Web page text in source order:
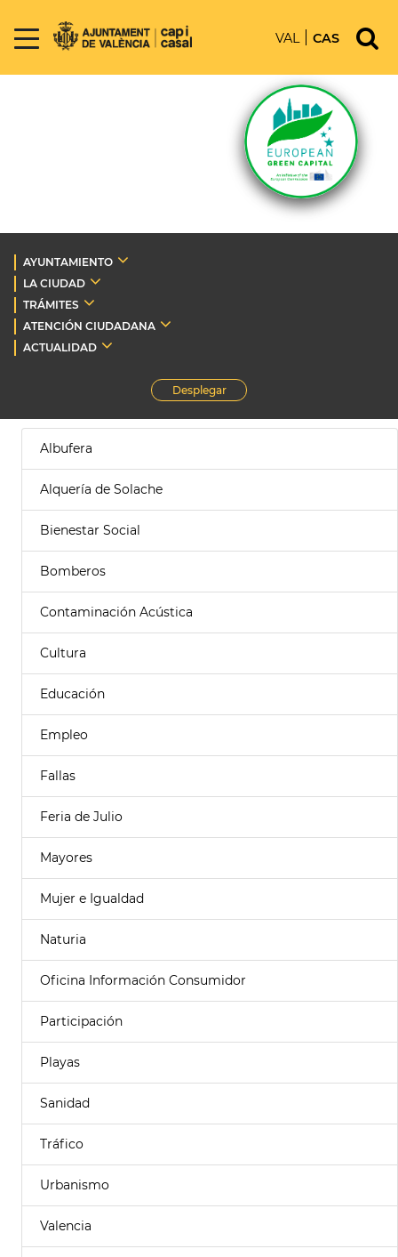
VAL CAS
AYUNTAMIENTO
LA CIUDAD
TRÁMITES
ATENCIÓN CIUDADANA
ACTUALIDAD
Desplegar
Albufera
Alquería de Solache
Bienestar Social
Bomberos
Contaminación Acústica
Cultura
Educación
Empleo
Fallas
Feria de Julio
Mayores
Mujer e Igualdad
Naturia
Oficina Información Consumidor
Participación
Playas
Sanidad
Tráfico
Urbanismo
Valencia